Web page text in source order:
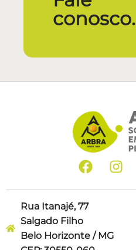
conosco.
Rua Itanajé, 77
Salgado Filho
Belo Horizonte / MG